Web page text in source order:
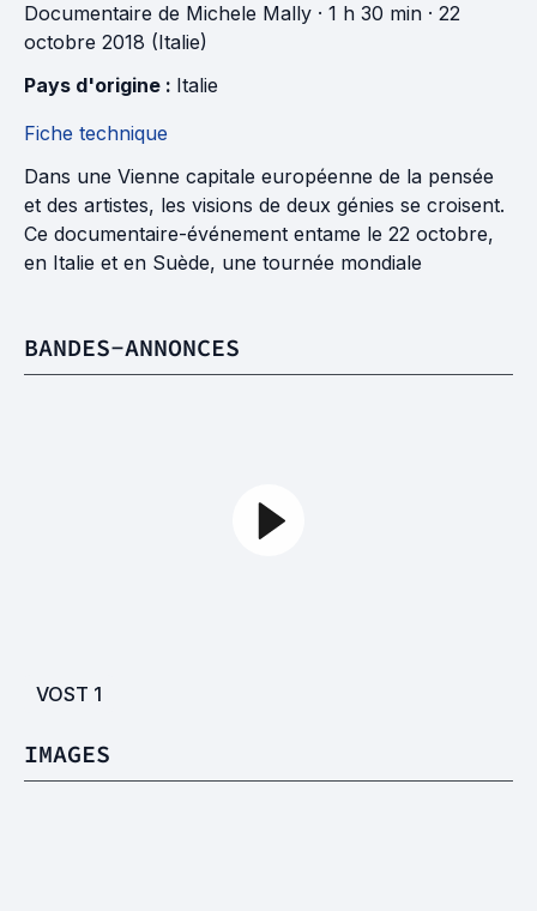
Documentaire de Michele Mally · 1 h 30 min · 22
octobre 2018 (Italie)
Pays d'origine : Italie
Fiche technique
Dans une Vienne capitale européenne de la pensée
et des artistes, les visions de deux génies se croisent.
Ce documentaire-événement entame le 22 octobre,
en Italie et en Suède, une tournée mondiale
BANDES-ANNONCES
VOST 1
IMAGES